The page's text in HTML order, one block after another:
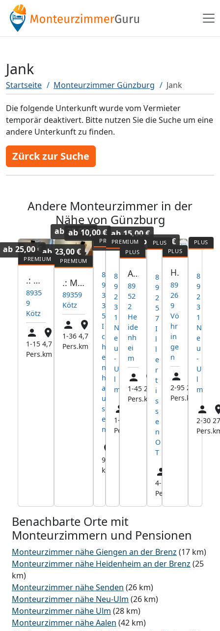
Jank
Startseite Monteurzimmer Günzburg Jank
Die folgende Unterkunft wurde vom Vermieter
temporär deaktivert. Bitte nutzen Sie die Suche um eine
andere Unterkunft zu finden.
Zürck zur Suche
Andere Monteurzimmer in der
Nähe von Günzburg
ab 25,00 €
.: Apartment: Günzburg, Leipheim, Ichenhausen, Burgau :.
8935
9
Kötz
1-15
Pers.
4,7
km
ab 23,00 €
.: Monteurzimmer: Günzburg, Leipheim, Ichenhausen, Burgau :.
89359
Kötz
1-36
Pers.
4,7
km
ab 25,00 €
Pension Stern
8
9
3
3
5
I
c
h
e
n
h
a
u
s
e
n
9,5
km
ab 10,00 €
8
9
2
3
1
N
e
u
-
U
l
m
1-9
Pers.
ab 25,00 €
Abendsonne Ferien.-Monteurswohnungen
89
52
2
He
ide
nh
ei
m
1-45
Pers.
23,0
km
ab 15,00 €
8
9
2
5
7
I
l
l
e
r
t
i
s
s
e
n
O
T
4-18
Pers.
ab 15,00 €
Homerent in Vöhringen und Umgebung
89
26
9
Vö
hr
in
ge
n
2-95
Pers.
25,1
km
8
9
2
3
1
N
e
u
-
U
l
m
2-30
Pers.
Benachbarte Orte mit
Monteurzimmern und Pensionen
Monteurzimmer nähe Giengen an der Brenz (17 km)
Monteurzimmer nähe Heidenheim an der Brenz (25
km)
Monteurzimmer nähe Senden (26 km)
Monteurzimmer nähe Neu-Ulm (26 km)
Monteurzimmer nähe Ulm (28 km)
Monteurzimmer nähe Aalen (42 km)